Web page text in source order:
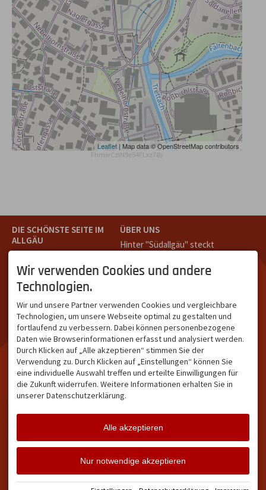
Leaflet | Map data © OpenStreetMap contributors
FhmwCzlN9e54FLxz78y
DIE SCHÖNSTE SEITE IM
ALLGÄU
Teil des Oberallgäus. Es
verbindet die Tourismus-
Destinationen Oberstdorf,
Kleinwalsertal und beliebte
Urlaubsziele wie die
Hörnerdörfer, Alpsee-
Grünten, Oberstaufen oder
Wertach im Allgäu.
ÜBER UNS
Hinter "Südallgäu" steckt
Oberstdorf.
Unser Ziel ist ein attraktives
Leistungsträger im
südlichen Oberallgäu eine
starke Plattform bietet.
NETZWERK & REICHWEITE
ca. 36.700 Abos bei
Instagram
Barrierefreiheit Vertrag widerrufen
Facebook Instagram Twitter
Wir verwenden Cookies und andere
Technologien.
Wir und unsere Partner verwenden Cookies und vergleichbare
Technologien, um unsere Webseite optimal zu gestalten und
fortlaufend zu verbessern. Dabei können personenbezogene
Daten wie Browserinformationen erfasst und analysiert werden.
Durch Klicken auf „Alle akzeptieren“ stimmen Sie der
Verwendung zu. Durch Klicken auf „Einstellungen“ können Sie
eine individuelle Auswahl treffen und erteilte Einwilligungen für
die Zukunft widerrufen. Weitere Informationen erhalten Sie in
unserer Datenschutzerklärung.
Alle akzeptieren
Nur notwendige akzeptieren